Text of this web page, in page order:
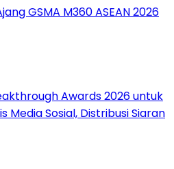
GSMA M360 ASEAN 2026
Awards 2026 untuk
Media Sosial, Distribusi Siaran